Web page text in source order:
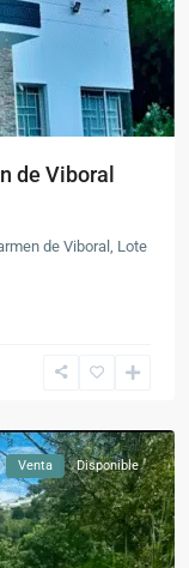
de Viboral
de Viboral, Lote
Venta Disponible